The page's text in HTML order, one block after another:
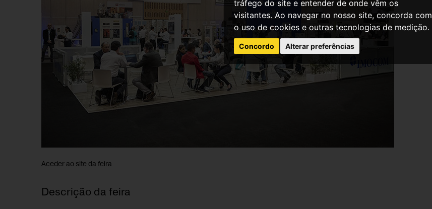
tráfego do site e entender de onde vêm os
visitantes. Ao navegar no nosso site, concorda com
o uso de cookies e outras tecnologias de medição.
Concordo Alterar preferências
Aceder ao site da feira
Descrição da feira